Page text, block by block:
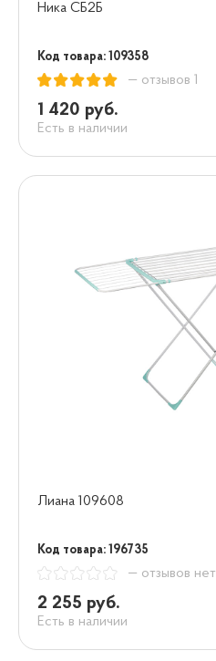
Ника СБ2Б
Код товара: 109358
— отзывов 1
1 420 руб.
Есть в наличии
Лиана 109608
Код товара: 196735
— отзывов нет
2 255 руб.
Есть в наличии